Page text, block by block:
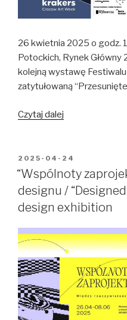
26 kwietnia 2025 o godz.
Potockich, Rynek
kolejną wystawę
zatytułowaną
Czytaj dalej
wystawa
w
Galerii
Pałacu
Potockich
w
Krakowie
/
“Shifted
Horizons”
–
exhibition
OPUBLIKOWANE
W
2025-04-24
“Wspólnoty
designu /
design exhibition